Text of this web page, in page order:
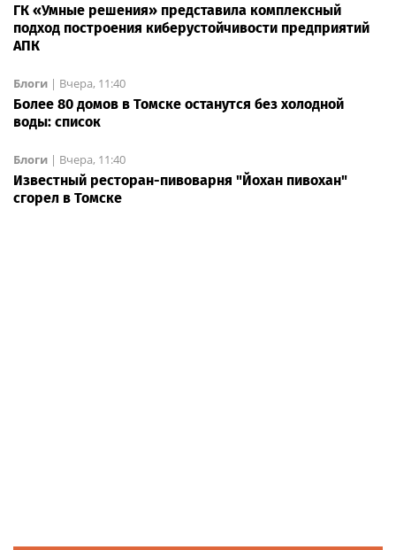
ГК «Умные решения» представила комплексный
подход построения киберустойчивости предприятий
АПК
Блоги | Вчера, 11:40
Более 80 домов в Томске останутся без холодной
воды: список
Блоги | Вчера, 11:40
Известный ресторан-пивоварня "Йохан пивохан"
сгорел в Томске